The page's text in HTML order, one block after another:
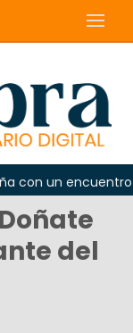
un encuentro
del